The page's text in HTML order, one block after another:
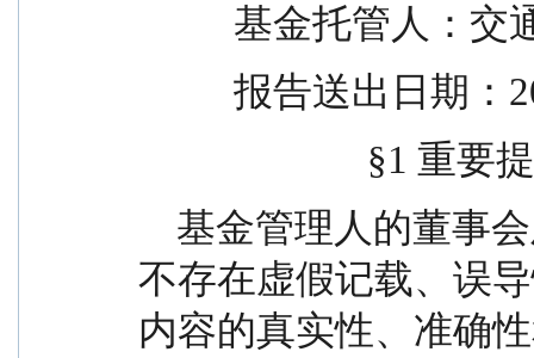
基金托管
报告送出日
§1
不存在虚假记载、误
内容的真实性、准确